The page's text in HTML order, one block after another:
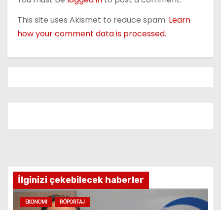
This site uses Akismet to reduce spam. Learn
how your comment data is processed.
İlginizi çekebilecek haberler
EKONOMI RÖPORTAJ